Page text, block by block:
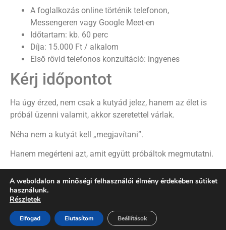
A foglalkozás online történik telefonon,
Messengeren vagy Google Meet-en
Időtartam: kb. 60 perc
Díja: 15.000 Ft / alkalom
Első rövid telefonos konzultáció: ingyenes
Kérj időpontot
Ha úgy érzed, nem csak a kutyád jelez, hanem az élet is
próbál üzenni valamit, akkor szeretettel várlak.
Néha nem a kutyát kell „megjavítani”.
Hanem megérteni azt, amit együtt próbáltok megmutatni.
Hegedüs Krisztina
Kutyatréner, kutyaviselkedési szakember és gazdi
mentor
A weboldalon a minőségi felhasználói élmény érdekében sütiket
használunk.
Részletek
Elfogad Elutasítom Beállítások